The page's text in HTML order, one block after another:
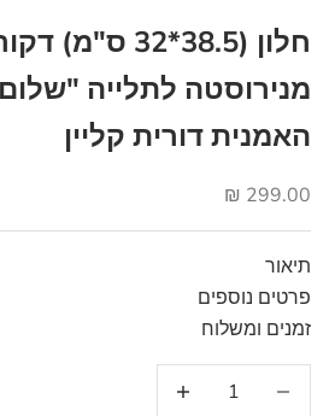
חלון (38.5*32
האמנית דורית קליין
מחיר מבצע
299.00 ₪
תיאור
פרטים נוספים
זמנים ומשלוח
הקטנת הכמות הגדלת הכמות